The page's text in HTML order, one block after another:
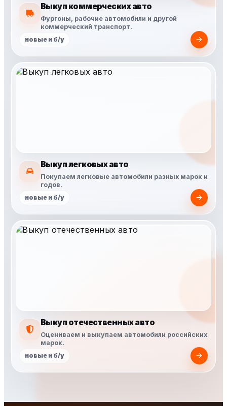
Выкуп коммерческих авто
Фургоны, рабочие автомобили и другой
коммерческий транспорт.
новые и б/у
Выкуп легковых авто
Покупаем легковые автомобили разных марок и
годов.
новые и б/у
Выкуп отечественных авто
Оцениваем и выкупаем автомобили российских
марок.
новые и б/у